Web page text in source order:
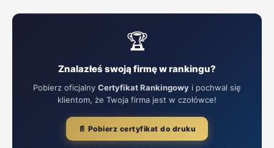
🏆
Znalazłeś swoją firmę w rankingu?
Pobierz oficjalny Certyfikat Rankingowy i pochwal się
klientom, że Twoja firma jest w czołówce!
📄 Pobierz certyfikat do druku